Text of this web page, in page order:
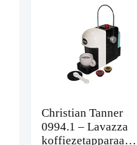
Christian Tanner
0994.1 – Lavazza
koffiezetapparaat